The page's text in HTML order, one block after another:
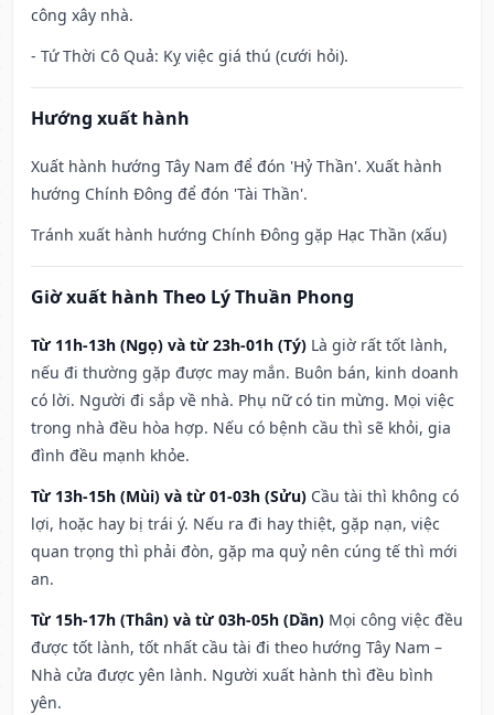
công xây nhà.
- Tứ Thời Cô Quả: Kỵ việc giá thú (cưới hỏi).
Hướng xuất hành
Xuất hành hướng Tây Nam để đón 'Hỷ Thần'. Xuất hành
hướng Chính Đông để đón 'Tài Thần'.
Tránh xuất hành hướng Chính Đông gặp Hạc Thần (xấu)
Giờ xuất hành Theo Lý Thuần Phong
Từ 11h-13h (Ngọ) và từ 23h-01h (Tý) Là giờ rất tốt lành,
nếu đi thường gặp được may mắn. Buôn bán, kinh doanh
có lời. Người đi sắp về nhà. Phụ nữ có tin mừng. Mọi việc
trong nhà đều hòa hợp. Nếu có bệnh cầu thì sẽ khỏi, gia
đình đều mạnh khỏe.
Từ 13h-15h (Mùi) và từ 01-03h (Sửu) Cầu tài thì không có
lợi, hoặc hay bị trái ý. Nếu ra đi hay thiệt, gặp nạn, việc
quan trọng thì phải đòn, gặp ma quỷ nên cúng tế thì mới
an.
Từ 15h-17h (Thân) và từ 03h-05h (Dần) Mọi công việc đều
được tốt lành, tốt nhất cầu tài đi theo hướng Tây Nam –
Nhà cửa được yên lành. Người xuất hành thì đều bình
yên.